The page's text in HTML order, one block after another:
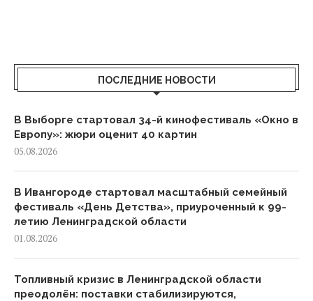
ПОСЛЕДНИЕ НОВОСТИ
В Выборге стартовал 34-й кинофестиваль «Окно в
Европу»: жюри оценит 40 картин
05.08.2026
В Ивангороде стартовал масштабный семейный
фестиваль «День Детства», приуроченный к 99-
летию Ленинградской области
01.08.2026
Топливный кризис в Ленинградской области
преодолён: поставки стабилизируются,